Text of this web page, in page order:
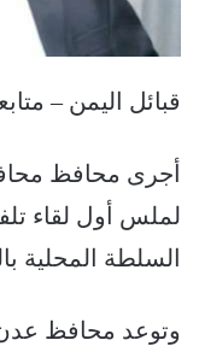
قبائل اليمن –
أجرى محافظ
لملس أول لقاء
السلطة المحلية
وتوعد محافظ